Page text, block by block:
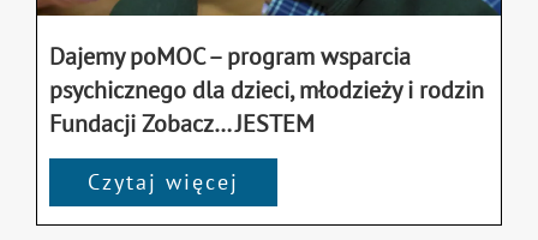
Dajemy poMOC – program wsparcia
psychicznego dla dzieci, młodzieży i rodzin
Fundacji Zobacz… JESTEM
Czytaj więcej